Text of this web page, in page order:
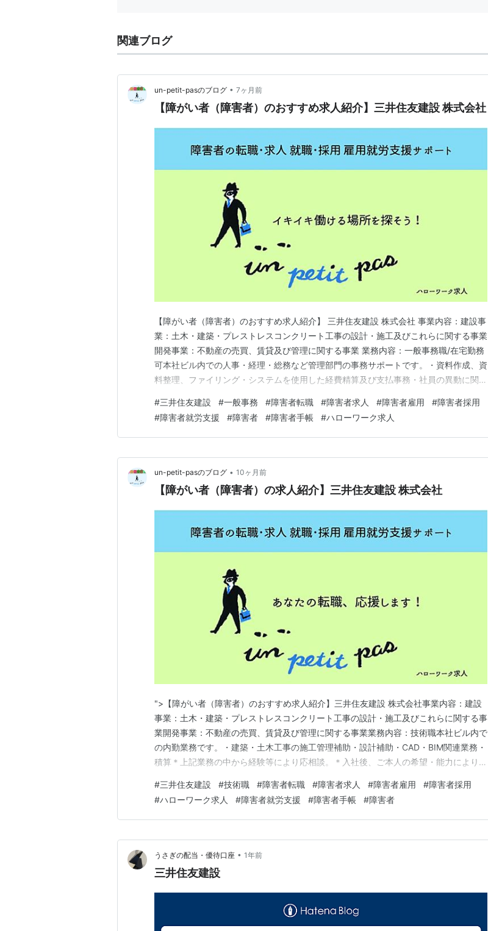
関連ブログ
un-petit-pasのブログ • 7ヶ月前
【障がい者（障害者）のおすすめ求人紹介】三井住友建設 株式会社
【障がい者（障害者）のおすすめ求人紹介】 三井住友建設 株式会社 事業内容：建設事
業：土木・建築・プレストレスコンクリート工事の設計・施工及びこれらに関する事業
開発事業：不動産の売買、賃貸及び管理に関する事業 業務内容：一般事務職/在宅勤務
可本社ビル内での人事・経理・総務など管理部門の事務サポートです。・資料作成、資
料整理、ファイリング・システムを使用した経費精算及び支払事務・社員の異動に関す
な方は英文での掲載をお願いすることがあります）＊業務内容については障がいの状況
により応相談＊入社後、ご本人の希望・能力により変…
#三井住友建設 #一般事務 #障害者転職 #障害者求人 #障害者雇用 #障害者採用
#障害者就労支援 #障害者 #障害者手帳 #ハローワーク求人
un-petit-pasのブログ • 10ヶ月前
【障がい者（障害者）の求人紹介】三井住友建設 株式会社
">【障がい者（障害者）のおすすめ求人紹介】三井住友建設 株式会社事業内容：建設
事業：土木・建築・プレストレスコンクリート工事の設計・施工及びこれらに関する事
業開発事業：不動産の売買、賃貸及び管理に関する事業業務内容：技術職本社ビル内で
の内勤業務です。・建築・土木工事の施工管理補助・設計補助・CAD・BIM関連業務・
積算＊上記業務の中から経験等により応相談。＊入社後、ご本人の希望・能力により変
須・パソコンの基本操作・施工管理、CADオペレータ、積算の実務経験Wordによる文
書作成、Excelの表計算を用いた資料作成、…
#三井住友建設 #技術職 #障害者転職 #障害者求人 #障害者雇用 #障害者採用
#ハローワーク求人 #障害者就労支援 #障害者手帳 #障害者
うさぎの配当・優待口座 • 1年前
三井住友建設